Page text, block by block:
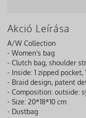
Akció Leírása
A/W Collection
- Women's bag
- Clutch bag, shoulder
- Inside: 1 zipped pocket,
- Braid design, patent
- Composition: outside:
- Size: 20*18*10 cm
- Dustbag